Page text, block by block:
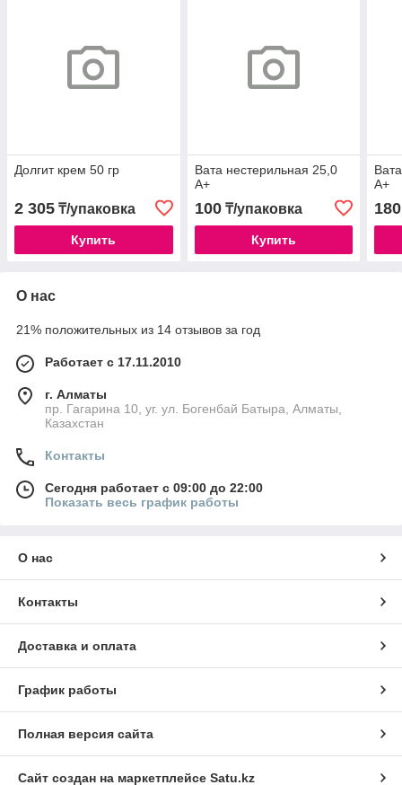
Долгит крем 50 гр
2 305 ₸/упаковка
Купить
Вата нестерильная 25,0
А+
100₸/упаковка
Купить
А+
180
О нас
21% положительных из 14 отзывов за год
Работает с 17.11.2010
г. Алматы
пр. Гагарина 10, уг. ул. Богенбай Батыра, Алматы,
Казахстан
Контакты
Сегодня работает с 09:00 до 22:00
Показать весь график работы
О нас
Контакты
Доставка и оплата
График работы
Полная версия сайта
Сайт создан на маркетплейсе Satu.kz